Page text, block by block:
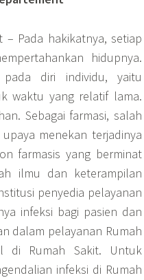
– Pada hakikatnya, setiap
hidupnya.
diri individu, yaitu
waktu yang relatif lama.
Sebagai farmasi, salah
menekan terjadinya
farmasis yang berminat
ilmu dan keterampilan
penyedia pelayanan
infeksi bagi pasien dan
dalam pelayanan Rumah
di Rumah Sakit. Untuk
infeksi di Rumah